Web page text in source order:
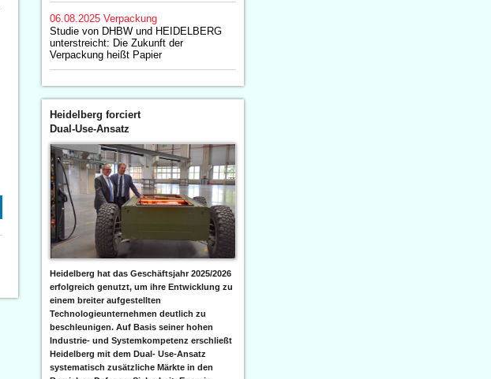
06.08.2025 Verpackung
Studie von DHBW und HEIDELBERG
unterstreicht: Die Zukunft der
Verpackung heißt Papier
Heidelberg forciert
Dual-Use-Ansatz
Heidelberg hat das Geschäftsjahr 2025/2026
erfolgreich genutzt, um ihre Entwicklung zu
einem breiter aufgestellten
Technologieunternehmen deutlich zu
beschleunigen. Auf Basis seiner hohen
Industrie- und Systemkompetenz erschließt
Heidelberg mit dem Dual- Use-Ansatz
systematisch zusätzliche Märkte in den